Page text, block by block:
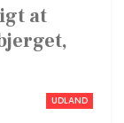
at
UDLAND